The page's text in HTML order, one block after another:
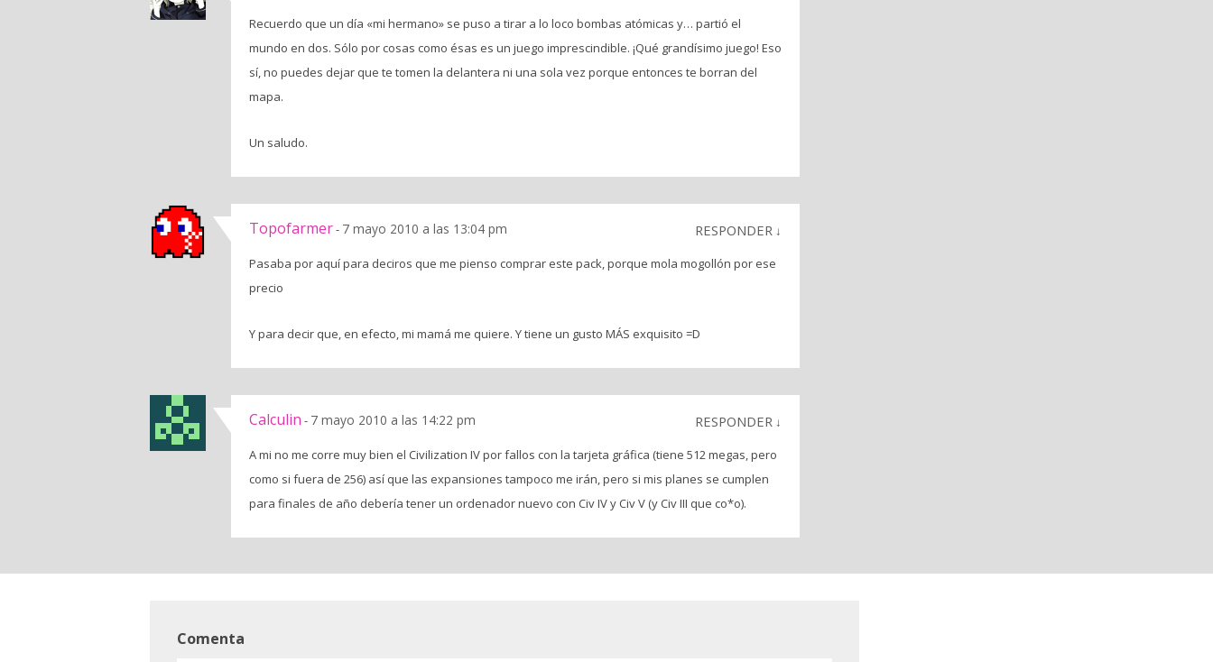
Recuerdo que un día «mi hermano» se puso a tirar a lo loco bombas atómicas y… partió el
mundo en dos. Sólo por cosas como ésas es un juego imprescindible. ¡Qué grandísimo juego! Eso
sí, no puedes dejar que te tomen la delantera ni una sola vez porque entonces te borran del
mapa.
Un saludo.
Topofarmer- 7 mayo 2010 a las 13:04 pm RESPONDER ↓
Pasaba por aquí para deciros que me pienso comprar este pack, porque mola mogollón por ese
precio
Y para decir que, en efecto, mi mamá me quiere. Y tiene un gusto MÁS exquisito =D
Calculin - 7 mayo 2010 a las 14:22 pm RESPONDER ↓
A mi no me corre muy bien el Civilization IV por fallos con la tarjeta gráfica (tiene 512 megas, pero
como si fuera de 256) así que las expansiones tampoco me irán, pero si mis planes se cumplen
para finales de año debería tener un ordenador nuevo con Civ IV y Civ V (y Civ III que co*o).
Comenta